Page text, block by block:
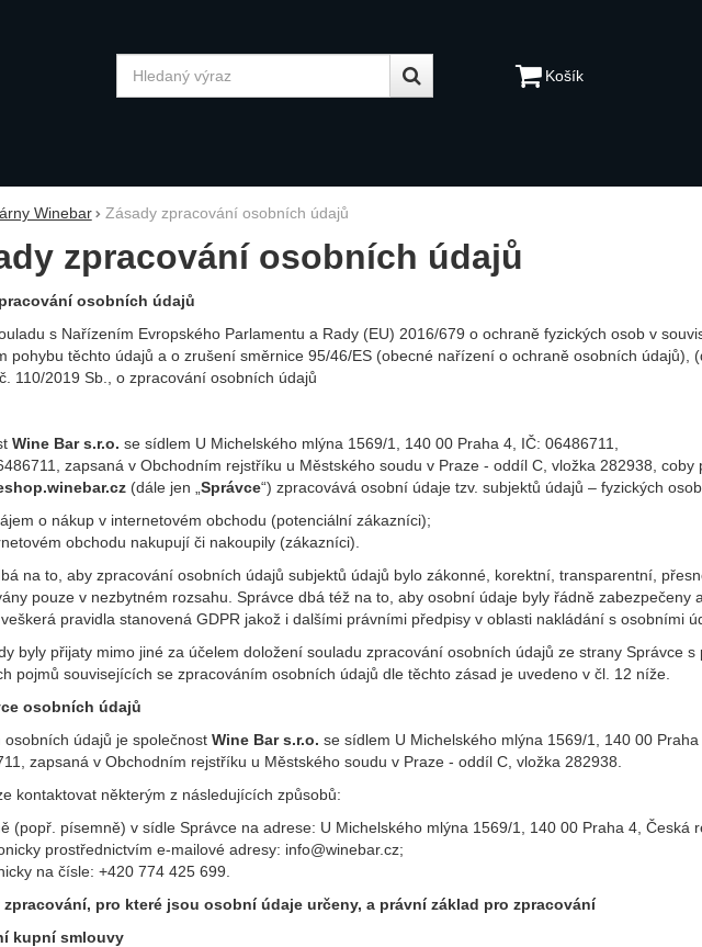
Winebar Zásady zpracování osobních údajů
zpracování osobních údajů
osobních údajů
s Nařízením Evropského Parlamentu a Rady (EU) 2016/679 o ochraně fyzických osob v
pohybu těchto údajů a o zrušení směrnice 95/46/ES (obecné nařízení o ochraně osobních údajů),
110/2019 Sb., o zpracování osobních údajů
Wine Bar s.r.o. se sídlem U Michelského mlýna 1569/1, 140 00 Praha 4, IČ: 06486711,
zapsaná v Obchodním rejstříku u Městského soudu v Praze - oddíl C, vložka 282938, coby
(dále jen „ Správce“) zpracovává osobní údaje tzv. subjektů údajů – fyzických
o nákup v internetovém obchodu (potenciální zákazníci);
obchodu nakupují či nakoupily (zákazníci).
na to, aby zpracování osobních údajů subjektů údajů bylo zákonné, korektní, transparentní,
pouze v nezbytném rozsahu. Správce dbá též na to, aby osobní údaje byly řádně zabezpečeny
pravidla stanovená GDPR jakož i dalšími právními předpisy v oblasti nakládání s osobními
byly přijaty mimo jiné za účelem doložení souladu zpracování osobních údajů ze strany Správce s
pojmů souvisejících se zpracováním osobních údajů dle těchto zásad je uvedeno v čl. 12 níže.
osobních údajů
osobních údajů je společnost Wine Bar s.r.o. se sídlem U Michelského mlýna 1569/1, 140 00
zapsaná v Obchodním rejstříku u Městského soudu v Praze - oddíl C, vložka 282938.
kontaktovat některým z následujících způsobů:
(popř. písemně) v sídle Správce na adrese: U Michelského mlýna 1569/1, 140 00 Praha 4, Česká
prostřednictvím e-mailové adresy: info@winebar.cz;
na čísle: +420 774 425 699.
zpracování, pro které jsou osobní údaje určeny, a právní základ pro zpracování
kupní smlouvy
Vyhledávání Košík